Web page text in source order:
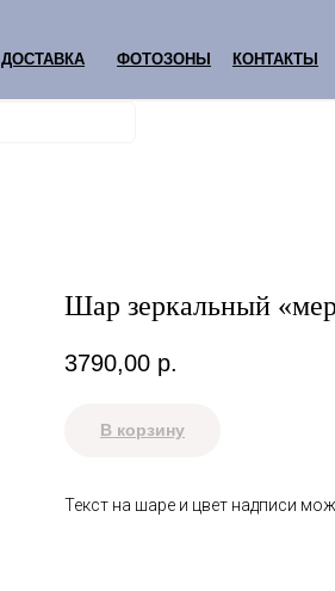
ДОСТАВКА КОНТАКТЫ
ФОТОЗОНЫ
Шар зеркальный
3790,00 р.
В корзину
Текст на шаре и цвет надписи